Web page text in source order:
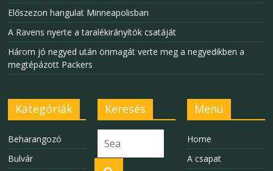
Előszezon hangulat Minneapolisban
A Ravens nyerte a taralékirányítók csatáját
Három jó negyed után önmagát verte meg a negyedikben a
megtépázott Packers
Kategóriák
Beharangozó
Bulvár
Keresés Menü
Home
A csapat